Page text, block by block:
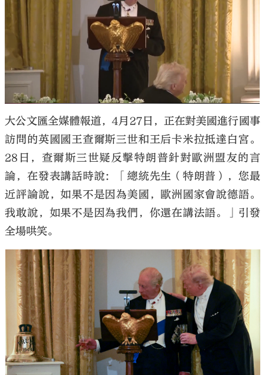
大公文匯全媒體報道，4月27日，正在對美國進行國事
訪問的英國國王查爾斯三世和王后卡米拉抵達白宮。
28日，查爾斯三世疑反擊特朗普針對歐洲盟友的言
論，在發表講話時說：「總統先生（特朗普），您最
近評論說，如果不是因為美國，歐洲國家會說德語。
我敢說，如果不是因為我們，你還在講法語。」引發
全場哄笑。